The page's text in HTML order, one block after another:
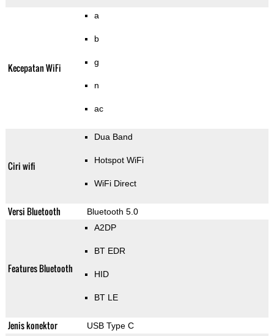
Kecepatan WiFi
a
b
g
n
ac
Ciri wifi
Dua Band
Hotspot WiFi
WiFi Direct
Versi Bluetooth Bluetooth 5.0
Features Bluetooth
A2DP
BT EDR
HID
BT LE
Jenis konektor USB Type C